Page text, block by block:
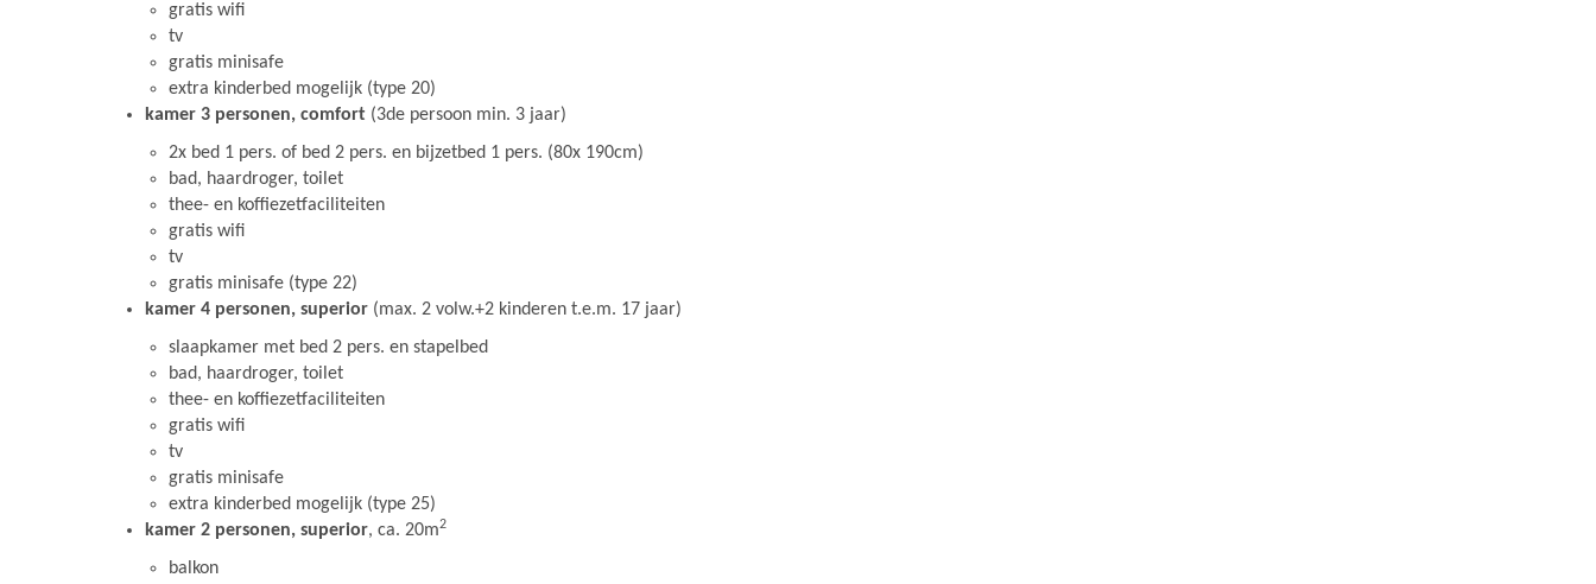
gratis wifi
tv
gratis minisafe
extra kinderbed mogelijk (type 20)
kamer 3 personen, comfort (3de persoon min. 3 jaar)
2x bed 1 pers. of bed 2 pers. en bijzetbed 1 pers. (80x 190cm)
bad, haardroger, toilet
thee- en koffiezetfaciliteiten
gratis wifi
tv
gratis minisafe (type 22)
kamer 4 personen, superior (max. 2 volw.+2 kinderen t.e.m. 17 jaar)
slaapkamer met bed 2 pers. en stapelbed
bad, haardroger, toilet
thee- en koffiezetfaciliteiten
gratis wifi
tv
gratis minisafe
extra kinderbed mogelijk (type 25)
kamer 2 personen, superior, ca. 20m2
balkon